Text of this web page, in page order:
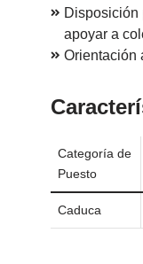
Disposición
apoyar a
Orientación
Categoría de
Puesto
Caduca